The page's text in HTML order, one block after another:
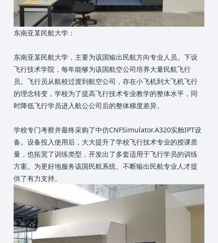
东南亚某民航大学：
东南亚某民航大学，主要为该国输出民航方向专业人员。下设
飞行技术学院，每年能够为该国航空公司培养大量民航飞行
员。飞行员从航校过渡到航空公司，存在小飞机到大飞机飞行
的理念转变，学校为了提高飞行技术专业教学的整体水平，同
时降低飞行学员进入航公公司后的整体梯度差异。
学校专门考察并最终采购了中仿CNFSimulator.A320实舱IPT设
备。设备投入使用后，大大提升了学校飞行技术专业的授课质
量，也拓宽了训练类型，开发出了多套适用于飞行学员的训练
方案。为更好地服务该国民航系统、不断输出民航专业人才提
供了有力支持。